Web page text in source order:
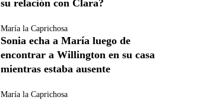
su relación con Clara?
María la Caprichosa
Sonia echa a María luego de
encontrar a Willington en su casa
mientras estaba ausente
María la Caprichosa